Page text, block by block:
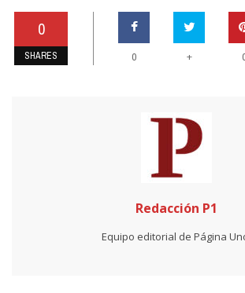
0
SHARES 0 +
Redacción P1
Equipo editorial de Página